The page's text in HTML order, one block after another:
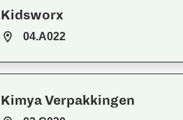
Kidsworx
04.A022
Kimya Verpakkingen